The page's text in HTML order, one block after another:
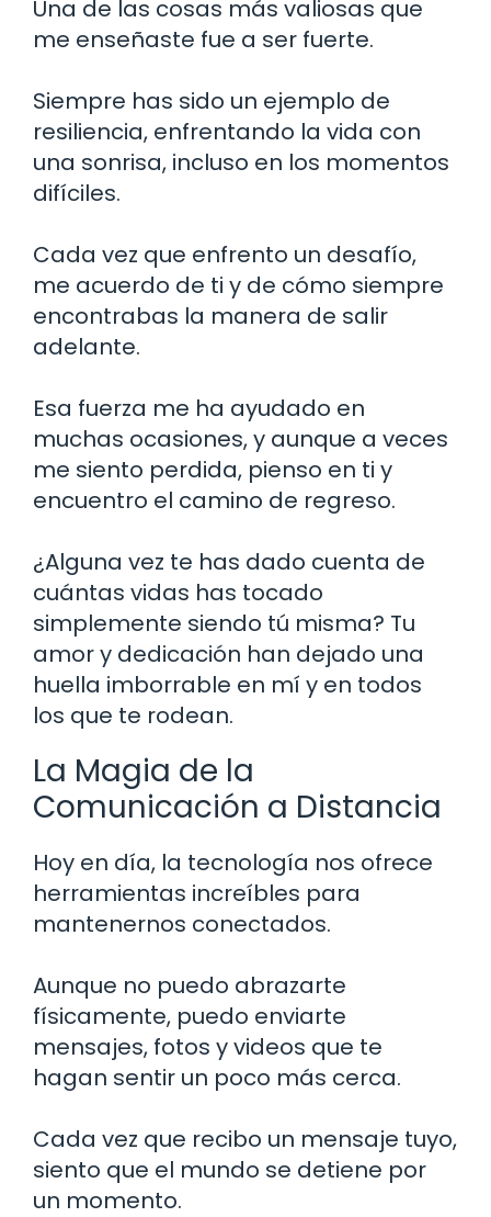
Una de las cosas más valiosas que
me enseñaste fue a ser fuerte.
Siempre has sido un ejemplo de
resiliencia, enfrentando la vida con
una sonrisa, incluso en los momentos
difíciles.
Cada vez que enfrento un desafío,
me acuerdo de ti y de cómo siempre
encontrabas la manera de salir
adelante.
Esa fuerza me ha ayudado en
muchas ocasiones, y aunque a veces
me siento perdida, pienso en ti y
encuentro el camino de regreso.
¿Alguna vez te has dado cuenta de
cuántas vidas has tocado
simplemente siendo tú misma? Tu
amor y dedicación han dejado una
huella imborrable en mí y en todos
los que te rodean.
La Magia de la
Comunicación a Distancia
Hoy en día, la tecnología nos ofrece
herramientas increíbles para
mantenernos conectados.
Aunque no puedo abrazarte
físicamente, puedo enviarte
mensajes, fotos y videos que te
hagan sentir un poco más cerca.
Cada vez que recibo un mensaje tuyo,
siento que el mundo se detiene por
un momento.